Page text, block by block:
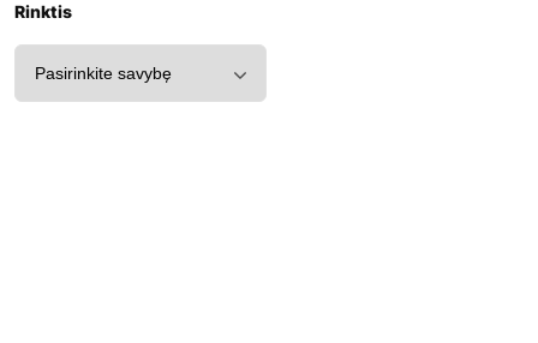
Rinktis